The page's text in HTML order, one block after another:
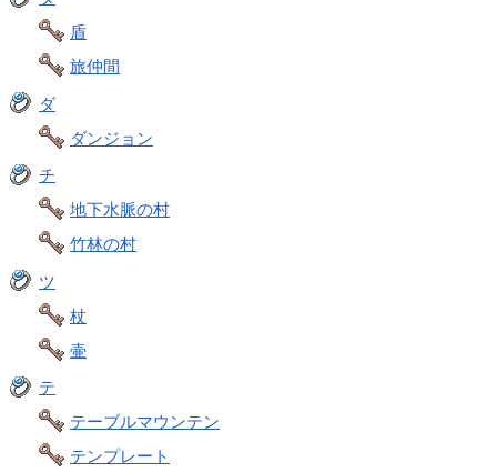
盾
旅仲間
ダ
ダンジョン
チ
地下水脈の村
竹林の村
ツ
杖
壷
テ
テーブルマウンテン
テンプレート